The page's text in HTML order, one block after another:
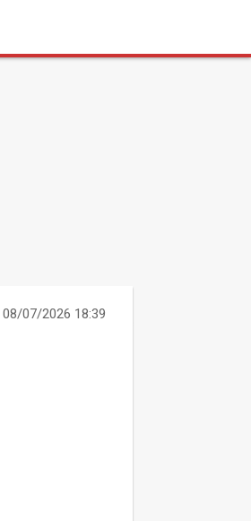
08/07/2026 18:39